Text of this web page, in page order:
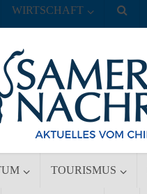
TOURISMUS
WIRTSCHAFT